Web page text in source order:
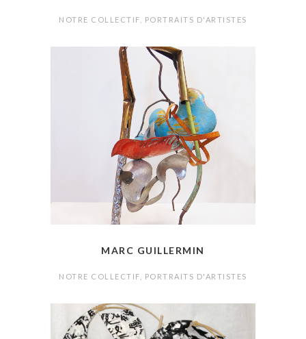
NOTRE COLLECTIF PORTRAITS D'ARTISTES
MARC GUILLERMIN
NOTRE COLLECTIF PORTRAITS D'ARTISTES